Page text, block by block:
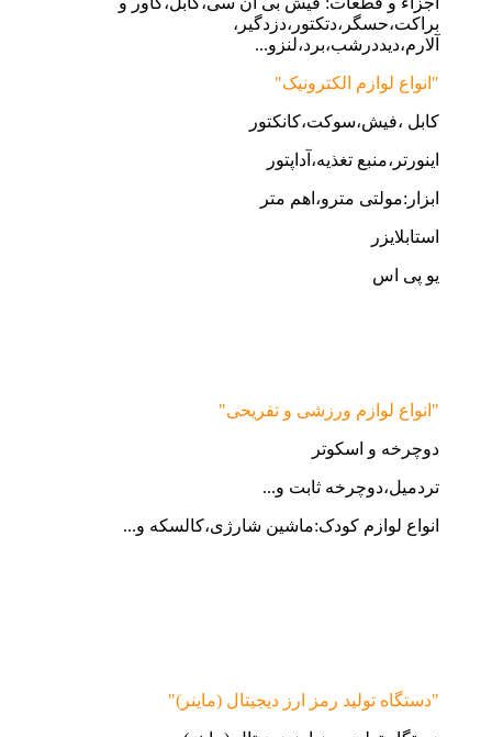
براکت،حسگر،دتکتور،دزدگیر،
آلارم،دیددرشب،برد،لنزو...
"انواع لوازم الکترونیک"
کابل ،فیش،سوکت،کانکتور
اینورتر،منبع تغذیه،آداپتور
ابزار:مولتی مترو،اهم متر
استابلایزر
یو پی اس
"انواع لوازم ورزشی و تفریحی"
دوچرخه و اسکوتر
تردمیل،دوچرخه ثابت و...
انواع لوازم کودک:ماشین شارژی،کالسکه و...
"دستگاه تولید رمز ارز دیجیتال (ماینر)"